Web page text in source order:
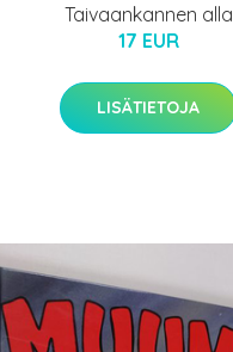
Taivaankannen alla
17 EUR
LISÄTIETOJA